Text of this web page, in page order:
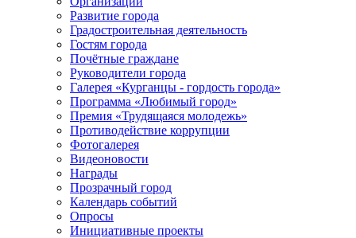
Развитие города
Градостроительная деятельность
Гостям города
Почётные граждане
Руководители города
Галерея «Курганцы - гордость города»
Программа «Любимый город»
Премия «Трудящаяся молодежь»
Противодействие коррупции
Фотогалерея
Видеоновости
Награды
Прозрачный город
Календарь событий
Опросы
Инициативные проекты